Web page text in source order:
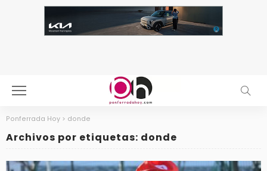
Ponferrada Hoy > donde
Archivos por etiquetas: donde